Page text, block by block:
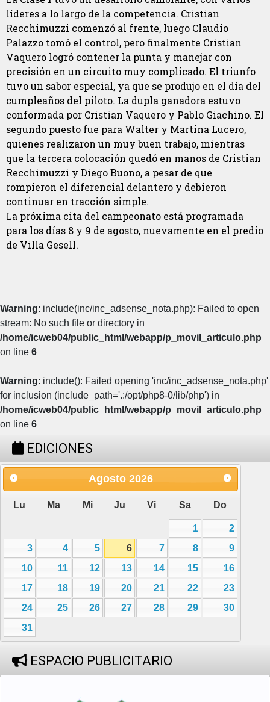
líderes a lo largo de la competencia. Cristian
Recchimuzzi comenzó al frente, luego Claudio
Palazzo tomó el control, pero finalmente Cristian
Vaquero logró contener la punta y manejar con
precisión en un circuito muy complicado. El triunfo
tuvo un sabor especial, ya que se produjo en el día del
cumpleaños del piloto. La dupla ganadora estuvo
conformada por Cristian Vaquero y Pablo Giachino. El
segundo puesto fue para Walter y Martina Lucero,
quienes realizaron un muy buen trabajo, mientras
que la tercera colocación quedó en manos de Cristian
Recchimuzzi y Diego Buono, a pesar de que
rompieron el diferencial delantero y debieron
continuar en tracción simple.
La próxima cita del campeonato está programada
para los días 8 y 9 de agosto, nuevamente en el predio
de Villa Gesell.
Warning: include(inc/inc_adsense_nota.php): Failed to open
stream: No such file or directory in
/home/icweb04/public_html/webapp/p_movil_articulo.php
on line 6
Warning: include(): Failed opening 'inc/inc_adsense_nota.php'
for inclusion (include_path='.:/opt/php8-0/lib/php') in
/home/icweb04/public_html/webapp/p_movil_articulo.php
on line 6
EDICIONES
Agosto 2026
Lu Ma Mi Ju Vi Sa Do
1
2
3
4 5 6 7 8
9
10
11 12 13 14 15
16
17
18 19 20 21 22
23
24
25 26 27 28 29
30
31
ESPACIO PUBLICITARIO